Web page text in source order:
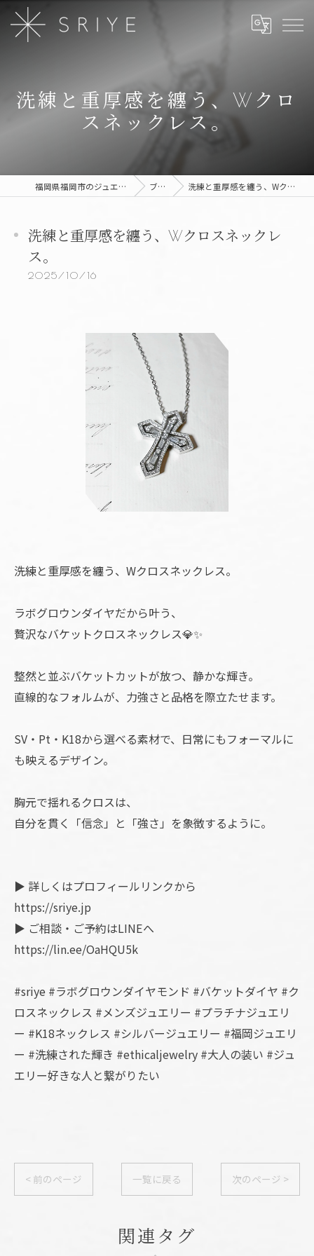
洗練と重厚感を纏う、Wクロ
スネックレス。
福岡県福岡市のジュエリーならSRIYE ブログ 洗練と重厚感を纏う、Wクロスネックレス。
洗練と重厚感を纏う、Wクロスネックレ
ス。
2025/10/16
洗練と重厚感を纏う、Wクロスネックレス。
ラボグロウンダイヤだから叶う、
贅沢なバケットクロスネックレス💎✨
整然と並ぶバケットカットが放つ、静かな輝き。
直線的なフォルムが、力強さと品格を際立たせます。
SV・Pt・K18から選べる素材で、日常にもフォーマルに
も映えるデザイン。
胸元で揺れるクロスは、
自分を貫く「信念」と「強さ」を象徴するように。
▶︎ 詳しくはプロフィールリンクから
https://sriye.jp
▶︎ ご相談・ご予約はLINEへ
https://lin.ee/OaHQU5k
#sriye #ラボグロウンダイヤモンド #バケットダイヤ #ク
ロスネックレス #メンズジュエリー #プラチナジュエリ
ー #K18ネックレス #シルバージュエリー #福岡ジュエリ
ー #洗練された輝き #ethicaljewelry #大人の装い #ジュ
エリー好きな人と繋がりたい
< 前のページ 一覧に戻る 次のページ >
関連タグ